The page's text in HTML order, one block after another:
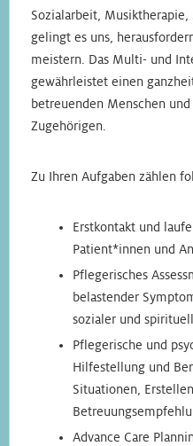
Sozialarbeit, Musiktherapie,
gelingt es uns,
meistern. Das Multi- und
gewährleistet einen
betreuenden Menschen
Zugehörigen.
Zu Ihren Aufgaben zählen
Erstkontakt und
Patient*innen und
Pflegerisches
belastender
sozialer und
Pflegerische und
Hilfestellung und
Situationen,
Advance Care